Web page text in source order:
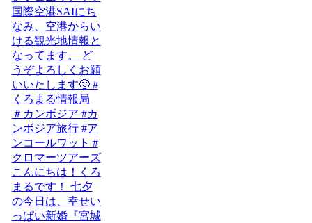
こんにちは！くろ
まるです！ 七夕
の今日は、幸せい
っぱい新婚『宮城